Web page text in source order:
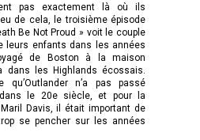
pas exactement là où ils
de cela, le troisième épisode
Be Not Proud » voit le couple
leurs enfants dans les années
de Boston à la maison
dans les Highlands écossais.
n’a pas passé
le 20e siècle, et pour la
Davis, il était important de
se pencher sur les années